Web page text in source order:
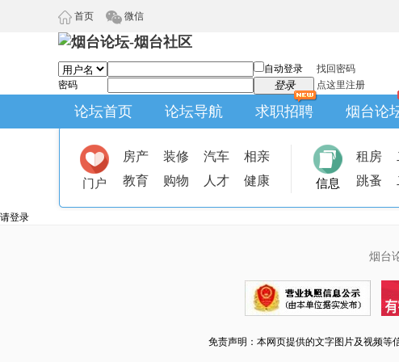
首页 微信
自动登录
找回密码
密码
登录 点这里注册
论坛首页 论坛导航 求职招聘 烟台论
门户
房产 装修 汽车
相亲
教育
购物 人才 健康 信息
租房
跳蚤
请登录
烟台
免责声明：本网页提供的文字图片及视频等